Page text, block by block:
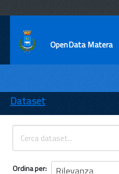
OpenData Matera
ENTI
TEMI
INFORMAZIONI
Dataset
Ordina per